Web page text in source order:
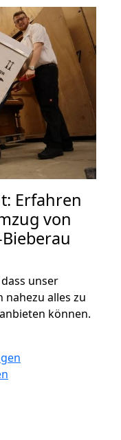
Erfahren
von
unser
alles zu
anbieten können.